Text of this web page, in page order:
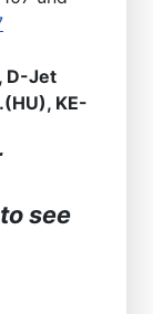
D-Jet
KE-
see